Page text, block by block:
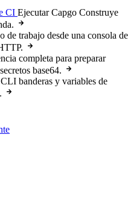
CI Ejecutar Capgo Construye
de trabajo desde una consola de
completa para preparar
base64.
banderas y variables de